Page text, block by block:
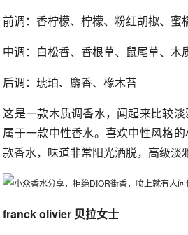
前调：香柠檬、柠檬、粉红胡椒、蜜
中调：白松香、香根草、鼠尾草、木
后调：琥珀、麝香、橡木苔
这是一款木质调香水，闻起来比较
属于一款中性香水。喜欢中性风格
款香水，味道非常阳光洒脱，高级淡
franck olivier 贝拉女士